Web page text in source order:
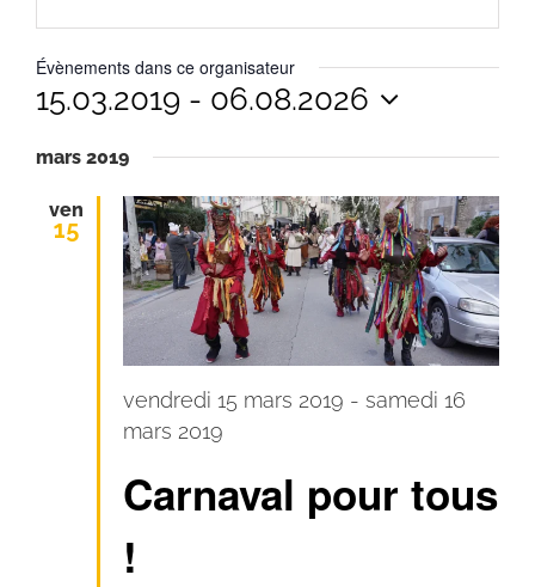
Évènements dans ce organisateur
15.03.2019 - 06.08.2026
une
date.
mars 2019
ven
15
Carnaval pour tous
!
vendredi 15 mars 2019 -samedi 16
mars 2019